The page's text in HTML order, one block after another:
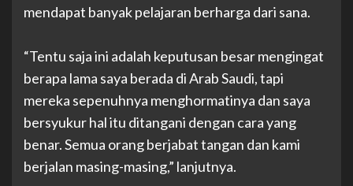
mendapat banyak pelajaran berharga dari sana.
“Tentu saja ini adalah keputusan besar mengingat
berapa lama saya berada di Arab Saudi, tapi
mereka sepenuhnya menghormatinya dan saya
bersyukur hal itu ditangani dengan cara yang
benar. Semua orang berjabat tangan dan kami
berjalan masing-masing,” lanjutnya.